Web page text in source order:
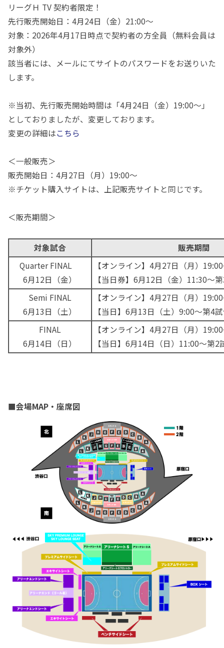
リーグＨ TV 契約者限定！
先行販売開始日：4月24日（金）21:00〜
対象：2026年4月17日時点で契約者の方全員（無料会員は
対象外）
該当者には、メールにてサイトのパスワードをお送りいた
します。
※当初、先行販売開始時間は「4月24日（金） 19:00〜」
としておりましたが、変更しております。
変更の詳細はこちら
＜一般販売＞
販売開始日：4月27日（月）19:00〜
※チケット購入サイトは、上記販売サイトと同じです。
＜販売期間＞
対象試合
販売期間
Quarter FINAL
6月12日（金）
【オンライン】4月27日（月）
【当日券】6月12日（金）11:30～
Semi FINAL
6月13日（土）
【オンライン】4月27日（月）
【当日】6月13日（土）9:00～第4
FINAL
6月14日（日）
【オンライン】 4月27日（月）
【当日】6月14日（日）11:00〜第
■会場MAP・座席図